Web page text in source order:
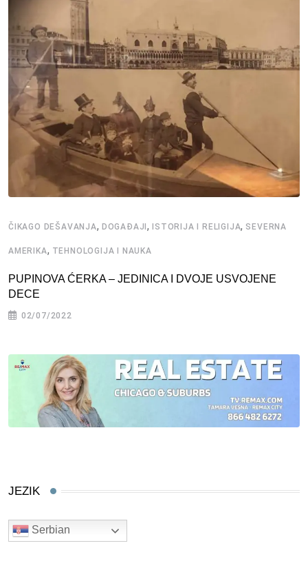
ČIKAGO DEŠAVANJA, DOGAĐAJI,ISTORIJA I RELIGIJA, SEVERNA
AMERIKA, TEHNOLOGIJA I NAUKA
PUPINOVA ĆERKA – JEDINICA I DVOJE USVOJENE
DECE
02/07/2022
JEZIK
Serbian